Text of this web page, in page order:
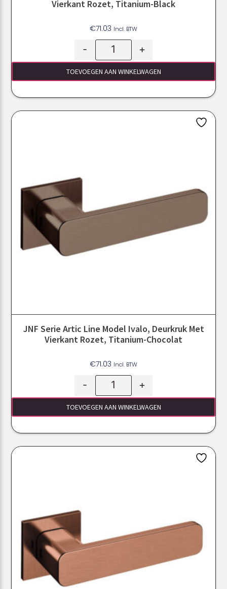
Vierkant Rozet, Titanium-Black
€71.03 Incl. BTW
- +
TOEVOEGEN AAN WINKELWAGEN
JNF Serie Artic Line Model Ivalo, Deurkruk Met
Vierkant Rozet, Titanium-Chocolat
€71.03 Incl. BTW
- +
TOEVOEGEN AAN WINKELWAGEN